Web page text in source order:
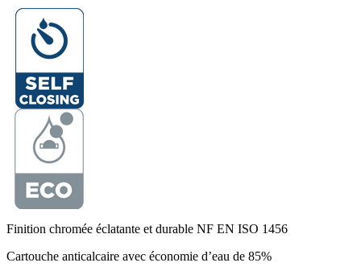
Finition chromée éclatante et durable NF EN ISO 1456
Cartouche anticalcaire avec économie d’eau de 85%